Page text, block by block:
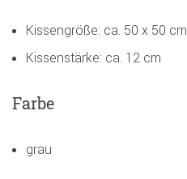
Kissengröße: ca. 50 x 50 cm
Kissenstärke: ca. 12 cm
Farbe
grau